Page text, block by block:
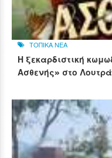
ΤΟΠΙΚΑ ΝΕΑ
Η ξεκαρδιστική
Ασθενής» στο